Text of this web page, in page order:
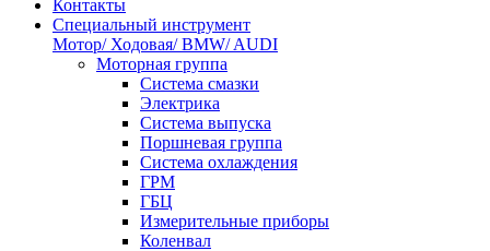
Контакты
Специальный инструмент
Мотор/ Ходовая/ BMW/ AUDI
Моторная группа
Система смазки
Электрика
Система выпуска
Поршневая группа
Система охлаждения
ГРМ
ГБЦ
Измерительные приборы
Коленвал